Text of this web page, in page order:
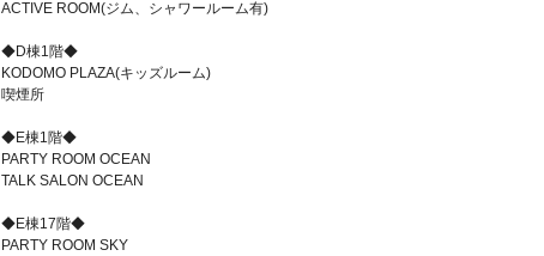
ACTIVE ROOM(ジム、シャワールーム有)
◆D棟1階◆
KODOMO PLAZA(キッズルーム)
喫煙所
◆E棟1階◆
PARTY ROOM OCEAN
TALK SALON OCEAN
◆E棟17階◆
PARTY ROOM SKY